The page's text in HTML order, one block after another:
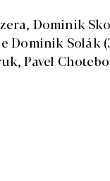
Dominik
Dominik
Pavel